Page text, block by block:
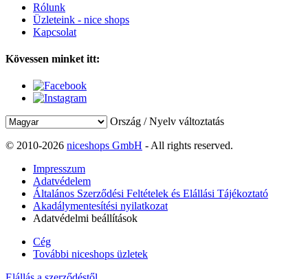
Rólunk
Üzleteink - nice shops
Kapcsolat
Kövessen minket itt:
Ország / Nyelv változtatás
© 2010-2026 niceshops GmbH - All rights reserved.
Impresszum
Adatvédelem
Általános Szerződési Feltételek és Elállási Tájékoztató
Akadálymentesítési nyilatkozat
Adatvédelmi beállítások
Cég
További niceshops üzletek